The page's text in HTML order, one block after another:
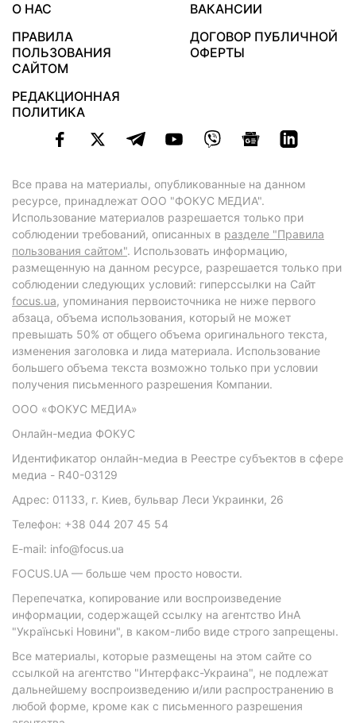
О НАС
ВАКАНСИИ
ПРАВИЛА
ПОЛЬЗОВАНИЯ
САЙТОМ
ДОГОВОР ПУБЛИЧНОЙ
ОФЕРТЫ
РЕДАКЦИОННАЯ
ПОЛИТИКА
Все права на материалы, опубликованные на данном
ресурсе, принадлежат ООО "ФОКУС МЕДИА".
Использование материалов разрешается только при
соблюдении требований, описанных в разделе "Правила
пользования сайтом". Использовать информацию,
размещенную на данном ресурсе, разрешается только при
соблюдении следующих условий: гиперссылки на Сайт
focus.ua, упоминания первоисточника не ниже первого
абзаца, объема использования, который не может
превышать 50% от общего объема оригинального текста,
изменения заголовка и лида материала. Использование
большего объема текста возможно только при условии
получения письменного разрешения Компании.
ООО «ФОКУС МЕДИА»
Онлайн-медиа ФОКУС
Идентификатор онлайн-медиа в Реестре субъектов в сфере
медиа - R40-03129
Адрес: 01133, г. Киев, бульвар Леси Украинки, 26
Телефон: +38 044 207 45 54
E-mail: info@focus.ua
FOCUS.UA — больше чем просто новости.
Перепечатка, копирование или воспроизведение
информации, содержащей ссылку на агентство ИнА
"Українські Новини", в каком-либо виде строго запрещены.
Все материалы, которые размещены на этом сайте со
ссылкой на агентство "Интерфакс-Украина", не подлежат
дальнейшему воспроизведению и/или распространению в
любой форме, кроме как с письменного разрешения